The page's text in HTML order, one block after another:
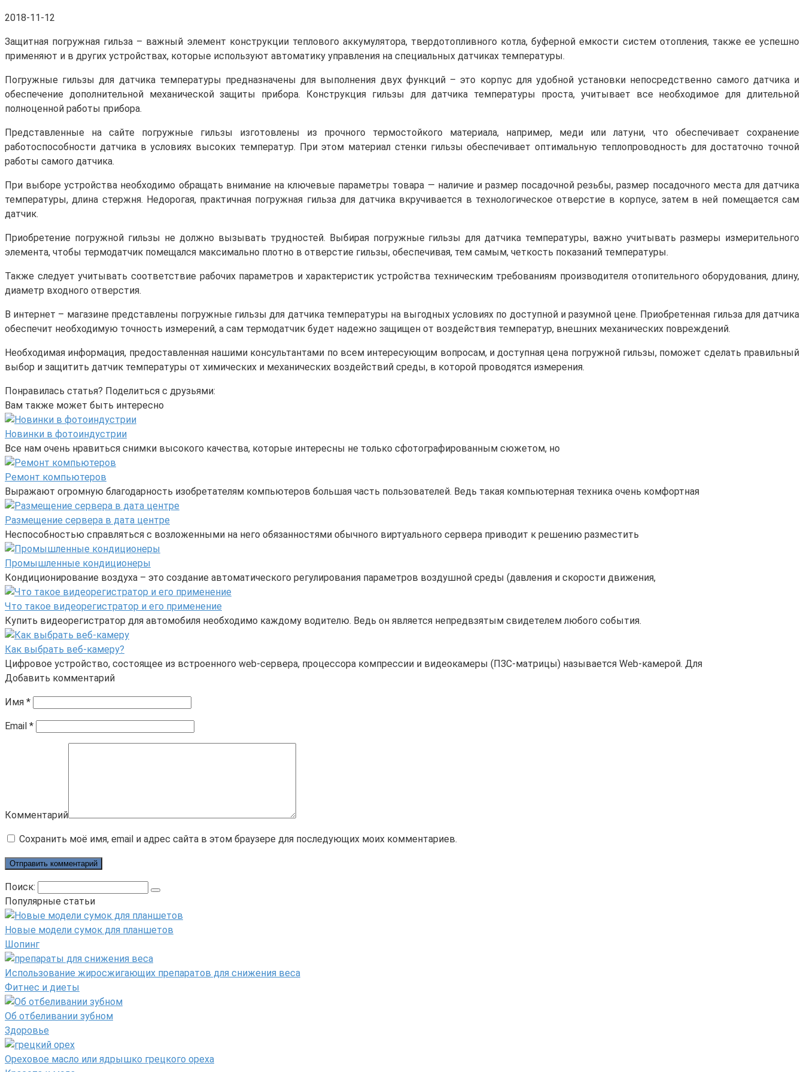
2018-11-12
Защитная погружная гильза – важный элемент конструкции теплового аккумулятора, твердотопливного котла, буферной емкости систем отопления, также ее успешно
применяют и в других устройствах, которые используют автоматику управления на специальных датчиках температуры.
Погружные гильзы для датчика температуры предназначены для выполнения двух функций – это корпус для удобной установки непосредственно самого датчика и
обеспечение дополнительной механической защиты прибора. Конструкция гильзы для датчика температуры проста, учитывает все необходимое для длительной
полноценной работы прибора.
Представленные на сайте погружные гильзы изготовлены из прочного термостойкого материала, например, меди или латуни, что обеспечивает сохранение
работоспособности датчика в условиях высоких температур. При этом материал стенки гильзы обеспечивает оптимальную теплопроводность для достаточно точной
работы самого датчика.
При выборе устройства необходимо обращать внимание на ключевые параметры товара — наличие и размер посадочной резьбы, размер посадочного места для датчика
температуры, длина стержня. Недорогая, практичная погружная гильза для датчика вкручивается в технологическое отверстие в корпусе, затем в ней помещается сам
датчик.
Приобретение погружной гильзы не должно вызывать трудностей. Выбирая погружные гильзы для датчика температуры, важно учитывать размеры измерительного
элемента, чтобы термодатчик помещался максимально плотно в отверстие гильзы, обеспечивая, тем самым, четкость показаний температуры.
Также следует учитывать соответствие рабочих параметров и характеристик устройства техническим требованиям производителя отопительного оборудования, длину,
диаметр входного отверстия.
В интернет – магазине представлены погружные гильзы для датчика температуры на выгодных условиях по доступной и разумной цене. Приобретенная гильза для датчика
обеспечит необходимую точность измерений, а сам термодатчик будет надежно защищен от воздействия температур, внешних механических повреждений.
Необходимая информация, предоставленная нашими консультантами по всем интересующим вопросам, и доступная цена погружной гильзы, поможет сделать правильный
выбор и защитить датчик температуры от химических и механических воздействий среды, в которой проводятся измерения.
Понравилась статья? Поделиться с друзьями:
Вам также может быть интересно
Новинки в фотоиндустрии
Все нам очень нравиться снимки высокого качества, которые интересны не только сфотографированным сюжетом, но
Ремонт компьютеров
Выражают огромную благодарность изобретателям компьютеров большая часть пользователей. Ведь такая компьютерная техника очень комфортная
Размещение сервера в дата центре
Неспособностью справляться с возложенными на него обязанностями обычного виртуального сервера приводит к решению разместить
Промышленные кондиционеры
Кондиционирование воздуха – это создание автоматического регулирования параметров воздушной среды (давления и скорости движения,
Что такое видеорегистратор и его применение
Купить видеорегистратор для автомобиля необходимо каждому водителю. Ведь он является непредвзятым свидетелем любого события.
Как выбрать веб-камеру?
Цифровое устройство, состоящее из встроенного web-сервера, процессора компрессии и видеокамеры (ПЗС-матрицы) называется Web-камерой. Для
Добавить комментарий
Имя *
Email *
Комментарий
Сохранить моё имя, email и адрес сайта в этом браузере для последующих моих комментариев.
Поиск:
Популярные статьи
Новые модели сумок для планшетов
Шопинг
Использование жиросжигающих препаратов для снижения веса
Фитнес и диеты
Об отбеливании зубном
Здоровье
Ореховое масло или ядрышко грецкого ореха